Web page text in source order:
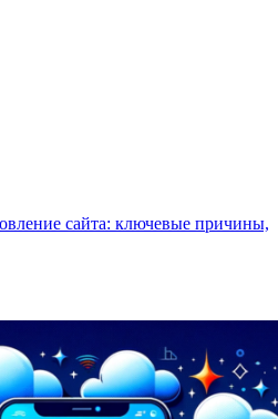
сайта: ключевые причины,